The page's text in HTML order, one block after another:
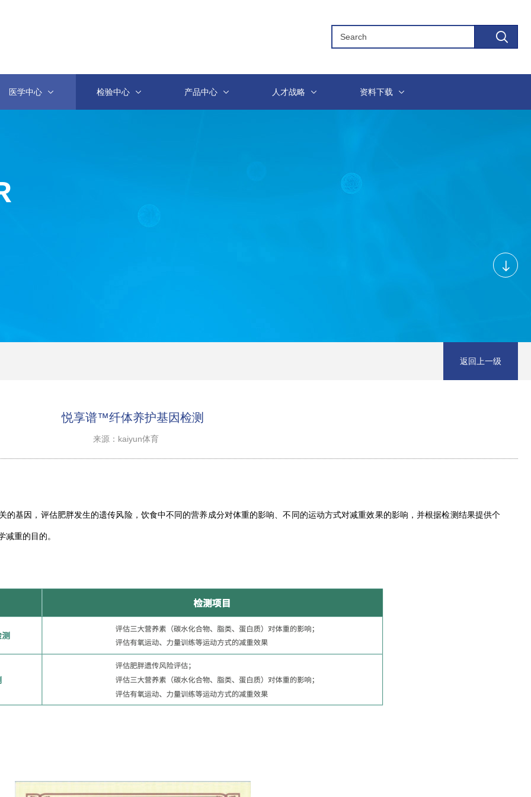
医学中心 检验中心 产品中心 人才战略 资料下载
返回上一级
悦享谱™纤体养护基因检测
来源：kaiyun体育
的基因，评估肥胖发生的遗传风险，饮食中不同的营养成分对体重的影响、不同的运动方式对减重效果的影响，并根据检测结果提供个
减重的目的。